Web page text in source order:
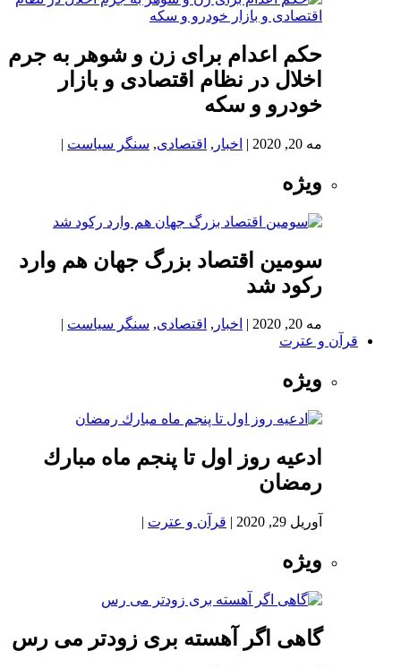
حکم اعدام برای زن و شوهر به جرم
اخلال در نظام اقتصادی و بازار
خودرو و سکه
مه 20, 2020 | اخبار , اقتصادی, سنگر سیاست |
ویژه
سومین اقتصاد بزرگ جهان هم وارد
رکود شد
مه 20, 2020 | اخبار , اقتصادی, سنگر سیاست |
قرآن و عترت
ویژه
ادعيه روز اول تا پنجم ماه مبارك
رمضان
آوریل 29, 2020 | قرآن و عترت |
ویژه
گاهی اگر آهسته بری زودتر می رس